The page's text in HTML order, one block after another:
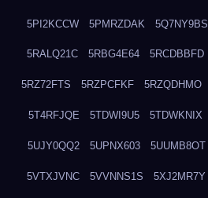
5PI2KCCW 5PMRZDAK 5Q7NY9BS
5RALQ21C 5RBG4E64 5RCDBBFD
5RZ72FTS 5RZPCFKF 5RZQDHMO
5T4RFJQE 5TDWI9U5 5TDWKNIX
5UJY0QQ2 5UPNX603 5UUMB8OT
5VTXJVNC 5VVNNS1S 5XJ2MR7Y